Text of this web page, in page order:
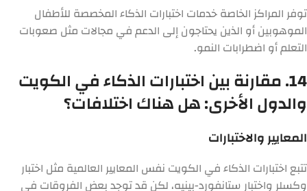
توفر المراكز الخاصة خدمات اختبارات الذكاء المخصصة للأطفال
الموهوبين أو الذين يحتاجون إلى الدعم في مجالات مثل صعوبات
التعلم أو اضطرابات النمو.
14. مقارنة بين اختبارات الذكاء في الكويت
والدول الأخرى: هل هناك اختلافات؟
المعايير والاختبارات
تتبع اختبارات الذكاء في الكويت نفس المعايير العالمية مثل اختبار
وكسلر واختبار ستانفورد-بينيه، لكن قد توجد بعض الفروقات في